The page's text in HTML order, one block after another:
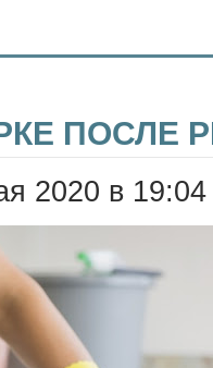
ПОСЛЕ
2020 в 19:04